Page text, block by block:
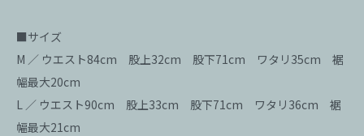
■サイズ
M ／ ウエスト84cm 股上32cm 股下71cm ワタリ35cm 裾
幅最大20cm
L ／ ウエスト90cm 股上33cm 股下71cm ワタリ36cm 裾
幅最大21cm